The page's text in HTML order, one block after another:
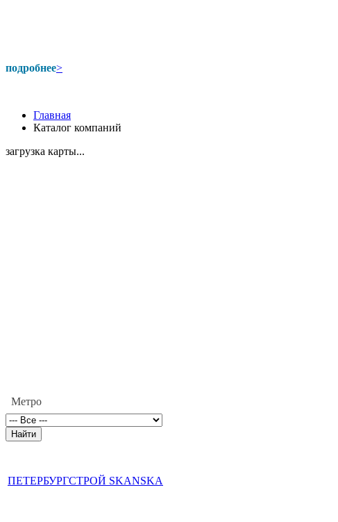
подробнее>
Главная
Каталог компаний
загрузка карты...
Метро
ПЕТЕРБУРГСТРОЙ SKANSKA